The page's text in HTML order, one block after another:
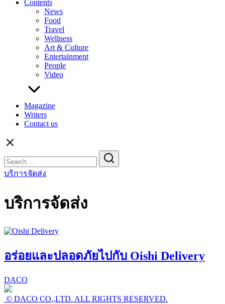
Contents
News
Food
Travel
Wellness
Art & Culture
Entertainment
People
Video
Magazine
Writers
Contact us
for:
บริการจัดส่ง
บริการจัดส่ง
อร่อยและปลอดภัยไปกับ Oishi Delivery
DACO
© DACO CO.,LTD. ALL RIGHTS RESERVED.